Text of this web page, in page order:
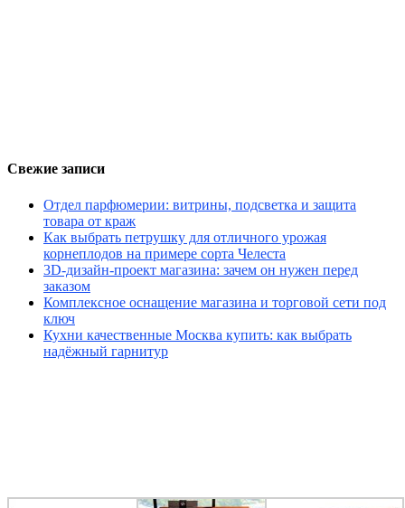
Свежие записи
Отдел парфюмерии: витрины, подсветка и защита
товара от краж
Как выбрать петрушку для отличного урожая
корнеплодов на примере сорта Челеста
3D-дизайн-проект магазина: зачем он нужен перед
заказом
Комплексное оснащение магазина и торговой сети под
ключ
Кухни качественные Москва купить: как выбрать
надёжный гарнитур